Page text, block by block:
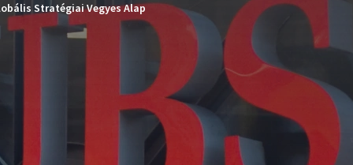
Stratégiai Vegyes Alap